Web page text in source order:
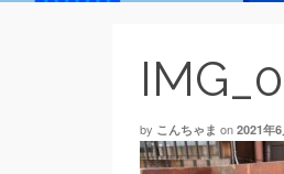
by こんちゃま on 2021年